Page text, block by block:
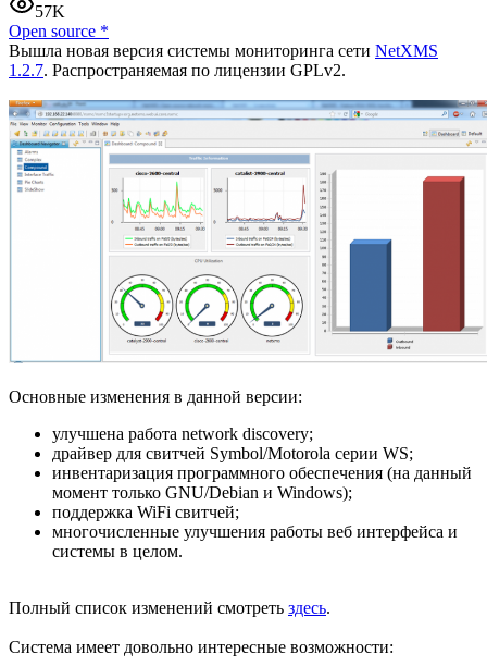
57K
Open source *
Вышла новая версия системы мониторинга сети NetXMS
1.2.7. Распространяемая по лицензии GPLv2.
Основные изменения в данной версии:
улучшена работа network discovery;
драйвер для свитчей Symbol/Motorola серии WS;
инвентаризация программного обеспечения (на данный
момент только GNU/Debian и Windows);
поддержка WiFi свитчей;
многочисленные улучшения работы веб интерфейса и
системы в целом.
Полный список изменений смотреть здесь.
Система имеет довольно интересные возможности: